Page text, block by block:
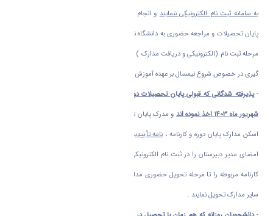
به سامانه ثبت نام الکترونیکی ننمایندو انجام ثبت نام الکترونیکی را موکول به اخذ مدارک
پایان تحصیلات و مراجعه حضوری به دانشگاه نمایند . دانشگاه در دی ماه پس از انجام هر دو
مرحله ثبت نام (الکترونیکی و دریافت مدارک ) از نامبردگان ثبت نام به عمل می آورد . تصمیم
گیری در خصوص شروع نیمسال بر عهده آموزش و گروه آموزشی مربوطه خواهد بود .
-پذیرفته شدگانی که قبولی پایان تحصیلات دوره دوم متوسطه خود را در امتحانات جبرانی
شهریور ماه 1403 اخذ نموده اند
و مدرک پایان تحصیلات آنان آماده تحویل نمی باشد به جای
اسکن مدارک پایان دوره و کارنامه ،نامه تأییدیه قبولی تا پایان شهریور 1403
امضای مدیر دبیرستان را در ثبت نام الکترونیکی جایگزین و اصل گواهی پایان تحصیلات و
سایر مدارک تحویل نمایند .